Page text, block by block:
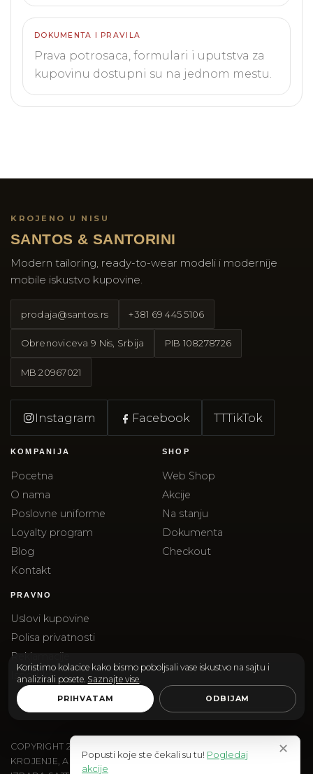
DOKUMENTA I PRAVILA
Prava potrosaca, formulari i uputstva za
kupovinu dostupni su na jednom mestu.
KROJENO U NISU
SANTOS & SANTORINI
Modern tailoring, ready-to-wear modeli i modernije
mobile iskustvo kupovine.
prodaja@santos.rs +381 69 445 5106
Obrenoviceva 9 Nis, Srbija PIB 108278726
MB20967021
Instagram Facebook TTTikTok
KOMPANIJA
Pocetna
O nama
Poslovne uniforme
Loyalty program
Blog
Kontakt
SHOP
Web Shop
Akcije
Na stanju
Dokumenta
Checkout
PRAVNO
Uslovi kupovine
Polisa privatnosti
Reklamacije
Isporuka
COPYRIGHT 2026
KROJENJE, AKSESOARI I EDITORIAL SHOPPING.
Koristimo kolacice kako bismo poboljsali vase iskustvo na sajtu i
analizirali posete. Saznajte vise
PRIHVATAM ODBIJAM
✕
Popusti koje ste čekali su tu! Pogledaj
akcije